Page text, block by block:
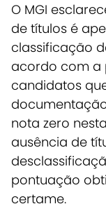
O MGI
de títulos é
classificação
acordo com a
candidatos
nota zero
ausência de
pontuação
certame.